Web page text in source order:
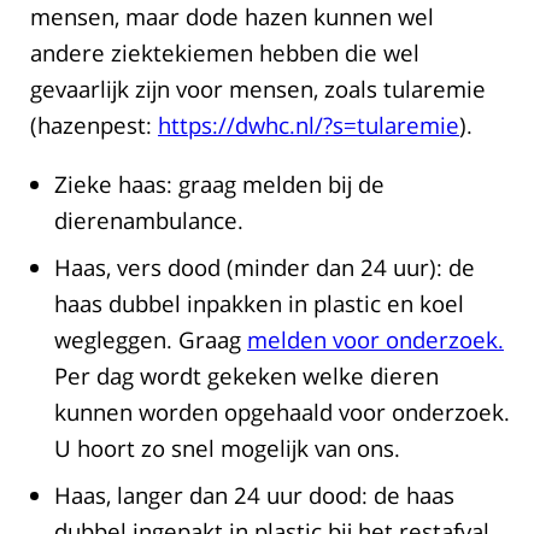
mensen, maar dode hazen kunnen wel
andere ziektekiemen hebben die wel
gevaarlijk zijn voor mensen, zoals tularemie
(hazenpest: https://dwhc.nl/?s=tularemie).
Zieke haas: graag melden bij de
dierenambulance.
Haas, vers dood (minder dan 24 uur): de
haas dubbel inpakken in plastic en koel
wegleggen. Graag melden voor onderzoek.
Per dag wordt gekeken welke dieren
kunnen worden opgehaald voor onderzoek.
U hoort zo snel mogelijk van ons.
Haas, langer dan 24 uur dood: de haas